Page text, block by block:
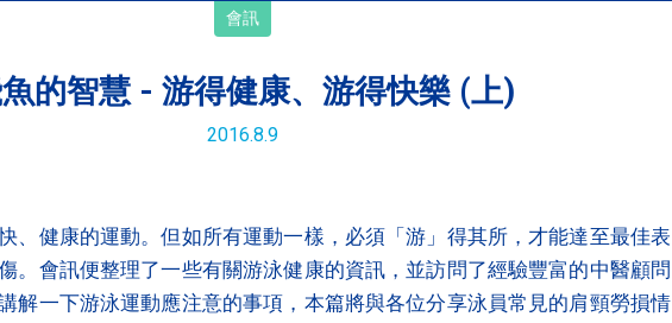
會訊
的智慧 - 游得健康、游得快樂 (上)
2016.8.9
、健康的運動。但如所有運動一樣，必須「游」得其所，才能達至最佳表
。會訊便整理了一些有關游泳健康的資訊，並訪問了經驗豐富的中醫顧問
解一下游泳運動應注意的事項，本篇將與各位分享泳員常見的肩頸勞損情